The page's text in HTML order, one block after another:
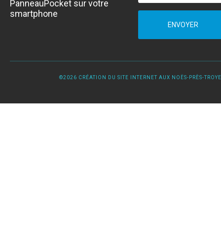
PanneauPocket sur votre
smartphone
ENVOYER
©2026 CRÉATION DU SITE INTERNET AUX NOËS-PRÈS-